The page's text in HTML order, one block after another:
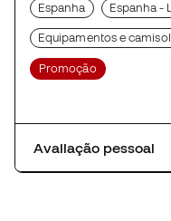
Espanha Espanha -
Equipamentos e
Promoção
Avaliação pessoal